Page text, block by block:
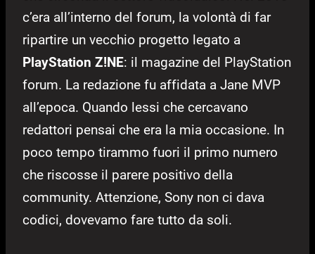
c’era all’interno del forum, la volontà di far
ripartire un vecchio progetto legato a
PlayStation Z!NE: il magazine del PlayStation
forum. La redazione fu affidata a Jane MVP
all’epoca. Quando lessi che cercavano
redattori pensai che era la mia occasione. In
poco tempo tirammo fuori il primo numero
che riscosse il parere positivo della
community. Attenzione, Sony non ci dava
codici, dovevamo fare tutto da soli.